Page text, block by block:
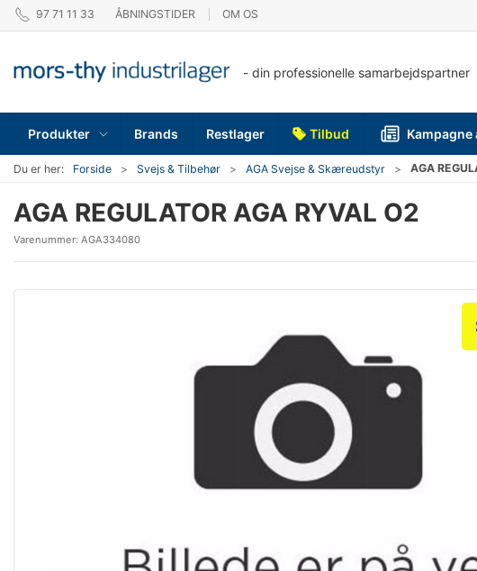
97 71 11 33 ÅBNINGSTIDER OM OS
- din professionelle samarbejdspartner
Produkter Brands Restlager Tilbud Kampagne
Du er her: Forside Svejs & Tilbehør AGA Svejse & Skæreudstyr AGA
AGA REGULATOR AGA RYVAL O2
Varenummer: AGA334080